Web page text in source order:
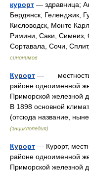
курорт — здравница;
Бердянск, Геленджик,
Кисловодск, Монте
Римини, Саки, Симеиз,
Сортавала, Сочи,
синонимов
Курорт — местность в
районе одноименной
Приморской железной
В 1898 основной
(отсюда название,
(энциклопедия)
Курорт — Курорт,
районе одноименной
Приморской железной